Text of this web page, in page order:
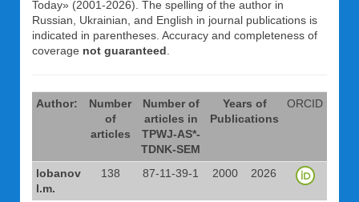
Today» (2001-2026). The spelling of the author in
Russian, Ukrainian, and English in journal publications is
indicated in parentheses. Accuracy and completeness of
coverage not guaranteed
Author:
Number
of
articles
Number of
articles in
TPWJ-AS*-
TDNK-SEM
Years of
Publications
ORCID
lobanov
l.m.
138 87-11-39-1 2000 2026